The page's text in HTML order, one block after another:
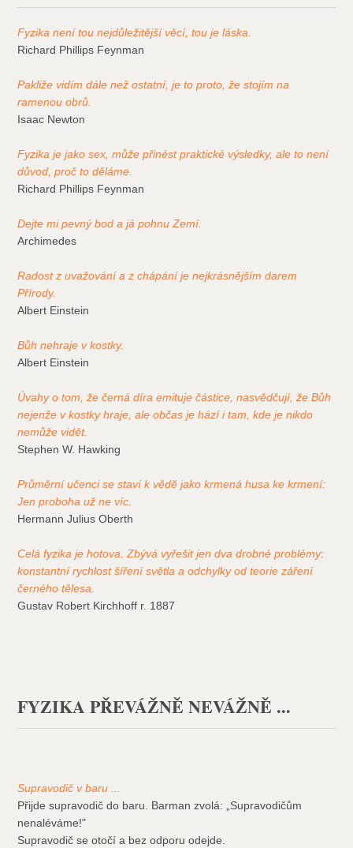
Fyzika není tou nejdůležitější věcí, tou je láska.
Richard Phillips Feynman
Pakliže vidím dále než ostatní, je to proto, že stojím na
ramenou obrů.
Isaac Newton
Fyzika je jako sex, může přinést praktické výsledky, ale to není
důvod, proč to děláme.
Richard Phillips Feynman
Dejte mi pevný bod a já pohnu Zemí.
Archimedes
Radost z uvažování a z chápání je nejkrásnějším darem
Přírody.
Albert Einstein
Bůh nehraje v kostky.
Albert Einstein
Úvahy o tom, že černá díra emituje částice, nasvědčují, že Bůh
nejenže v kostky hraje, ale občas je hází i tam, kde je nikdo
nemůže vidět.
Stephen W. Hawking
Průměrní učenci se staví k vědě jako krmená husa ke krmení:
Jen proboha už ne víc.
Hermann Julius Oberth
Celá fyzika je hotova. Zbývá vyřešit jen dva drobné problémy:
konstantní rychlost šíření světla a odchylky od teorie záření
černého tělesa.
Gustav Robert Kirchhoff r. 1887
FYZIKA PŘEVÁŽNĚ NEVÁŽNĚ ...
Supravodič v baru ...
Přijde supravodič do baru. Barman zvolá: „Supravodičům
nenaléváme!"
Supravodič se otočí a bez odporu odejde.